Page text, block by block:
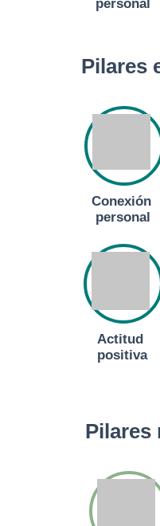
personal
Pilares
Conexión
personal
Actitud
positiva
Pilares